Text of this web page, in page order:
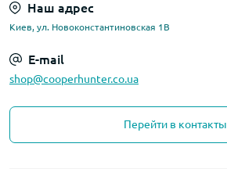
Наш адрес
Киев, ул. Новоконстантиновская 1В
E-mail
shop@cooperhunter.co.ua
Перейти в контакты